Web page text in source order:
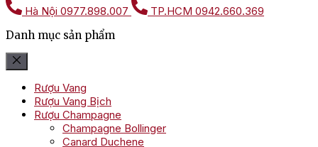
Hà Nội 0977.898.007 TP.HCM 0942.660.369
Danh mục sản phẩm
Rượu Vang
Rượu Vang Bịch
Rượu Champagne
Champagne Bollinger
Canard Duchene